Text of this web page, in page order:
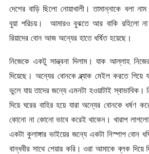
দেশের বাড়ি ছিলো নোয়াখালী। তামান্নাকে বলা
বুয়া পরিচয়। আমারও বুঝতে আর বাকি রহিলো না
রিয়াদের বোন আজ অন্যের হাতে ধর্ষিত হয়েছে।
নিজেকে একটু সান্ত্বনা দিলাম। যাক আল্লাহ
দিয়েছে। অন্যের বোনকে ব্ল্যাক মেইল করতে গিয়ে
ভুলে যায় তাদের জন্যে এমনটা হওয়াটাই স্বাভাবিক।
দিয়ে ঘরের বাহির হয়ে যারা অন্যের বোনকে ধর্ষণ
কোনো না কোনো ভাবে করেই থাকেন। খারাপ
একটা কুলাঙ্গার ভাইয়ের জন্যে একটা নিস্পাপ বোন
বান্ধবীর সাথে শেয়ার করি। ওরা আমাকে ব্লক